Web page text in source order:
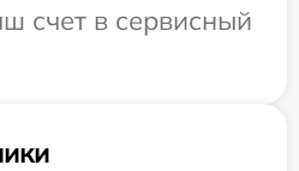
счет в сервисный